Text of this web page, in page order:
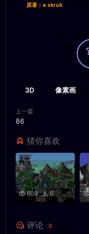
原著：a skrub
3D 像素画
上一篇
86
猜你喜欢
609 0
评论 0